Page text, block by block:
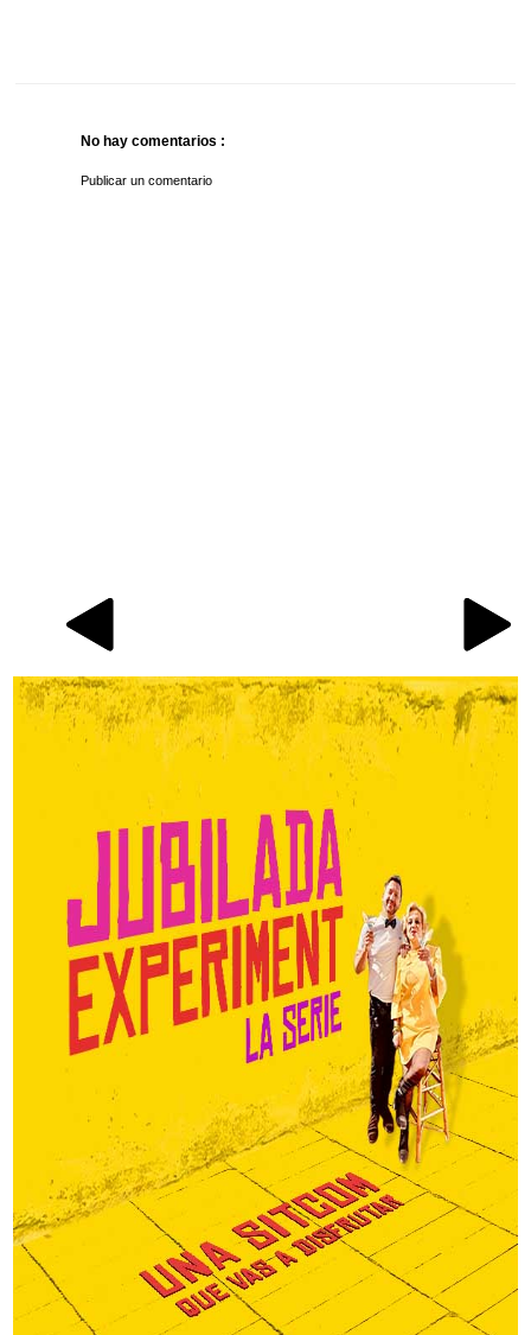
No hay comentarios :
Publicar un comentario